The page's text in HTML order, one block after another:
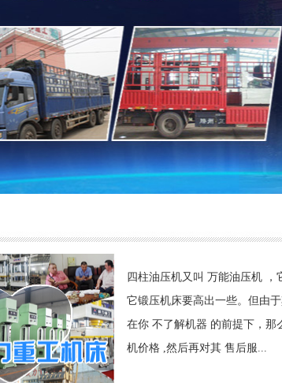
四柱油压机又叫 万能油压机
它锻压机床要高出一些。但由
在你 不了解机器 的前提下，那
机价格 ,然后再对其 售后服...